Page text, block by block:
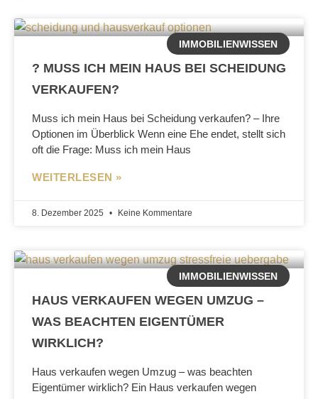
IMMOBILIENWISSEN
? MUSS ICH MEIN HAUS BEI SCHEIDUNG
VERKAUFEN?
Muss ich mein Haus bei Scheidung verkaufen? – Ihre
Optionen im Überblick Wenn eine Ehe endet, stellt sich
oft die Frage: Muss ich mein Haus
WEITERLESEN »
8. Dezember 2025 Keine Kommentare
IMMOBILIENWISSEN
HAUS VERKAUFEN WEGEN UMZUG –
WAS BEACHTEN EIGENTÜMER
WIRKLICH?
Haus verkaufen wegen Umzug – was beachten
Eigentümer wirklich? Ein Haus verkaufen wegen